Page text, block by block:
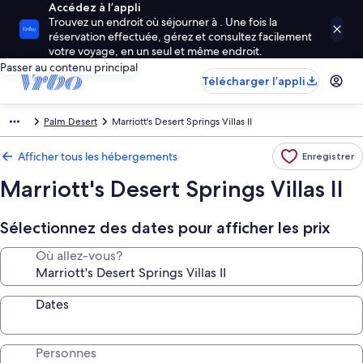
Accédez à l’appli
Trouvez un endroit où séjourner à . Une fois la
réservation effectuée, gérez et consultez facilement
votre voyage, en un seul et même endroit.
Passer au contenu principal
Télécharger l’appli
Palm Desert Marriott's Desert Springs Villas II
Afficher tous les hébergements Enregistrer
Marriott's Desert Springs Villas II
Sélectionnez des dates pour afficher les prix
Où allez-vous?
Dates
Personnes